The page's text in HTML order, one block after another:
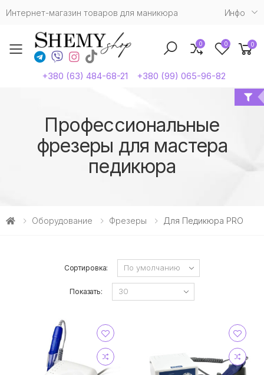
Интернет-магазин товаров для маникюра Инфо
Toggle mobile menu
+380 (63) 484-68-21 +380 (99) 065-96-82
0 0 0
Профессиональные
фрезеры для мастера
педикюра
Оборудование Фрезеры Для Педикюра PRO
Сортировка:
Показать: